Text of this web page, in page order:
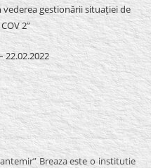
vederea gestionării situației de
2”
22.02.2022
Breaza este o institutie